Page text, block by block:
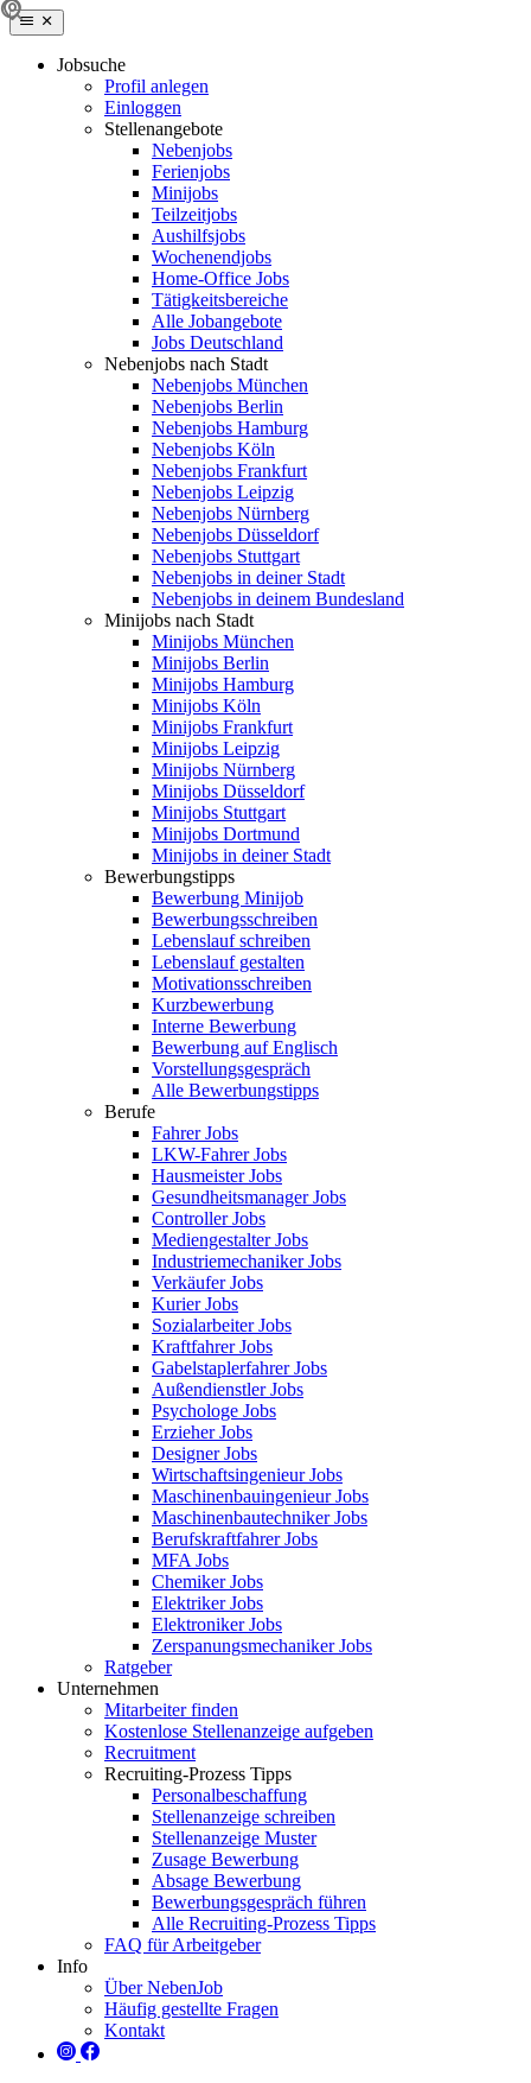
Jobsuche
Profil anlegen
Einloggen
Stellenangebote
Nebenjobs
Ferienjobs
Minijobs
Teilzeitjobs
Aushilfsjobs
Wochenendjobs
Home-Office Jobs
Tätigkeitsbereiche
Alle Jobangebote
Jobs Deutschland
Nebenjobs nach Stadt
Nebenjobs München
Nebenjobs Berlin
Nebenjobs Hamburg
Nebenjobs Köln
Nebenjobs Frankfurt
Nebenjobs Leipzig
Nebenjobs Nürnberg
Nebenjobs Düsseldorf
Nebenjobs Stuttgart
Nebenjobs in deiner Stadt
Nebenjobs in deinem Bundesland
Minijobs nach Stadt
Minijobs München
Minijobs Berlin
Minijobs Hamburg
Minijobs Köln
Minijobs Frankfurt
Minijobs Leipzig
Minijobs Nürnberg
Minijobs Düsseldorf
Minijobs Stuttgart
Minijobs Dortmund
Minijobs in deiner Stadt
Bewerbungstipps
Bewerbung Minijob
Bewerbungsschreiben
Lebenslauf schreiben
Lebenslauf gestalten
Motivationsschreiben
Kurzbewerbung
Interne Bewerbung
Bewerbung auf Englisch
Vorstellungsgespräch
Alle Bewerbungstipps
Berufe
Fahrer Jobs
LKW-Fahrer Jobs
Hausmeister Jobs
Gesundheitsmanager Jobs
Controller Jobs
Mediengestalter Jobs
Industriemechaniker Jobs
Verkäufer Jobs
Kurier Jobs
Sozialarbeiter Jobs
Kraftfahrer Jobs
Gabelstaplerfahrer Jobs
Außendienstler Jobs
Psychologe Jobs
Erzieher Jobs
Designer Jobs
Wirtschaftsingenieur Jobs
Maschinenbauingenieur Jobs
Maschinenbautechniker Jobs
Berufskraftfahrer Jobs
MFA Jobs
Chemiker Jobs
Elektriker Jobs
Elektroniker Jobs
Zerspanungsmechaniker Jobs
Ratgeber
Unternehmen
Mitarbeiter finden
Kostenlose Stellenanzeige aufgeben
Recruitment
Recruiting-Prozess Tipps
Personalbeschaffung
Stellenanzeige schreiben
Stellenanzeige Muster
Zusage Bewerbung
Absage Bewerbung
Bewerbungsgespräch führen
Alle Recruiting-Prozess Tipps
FAQ für Arbeitgeber
Info
Über NebenJob
Häufig gestellte Fragen
Kontakt